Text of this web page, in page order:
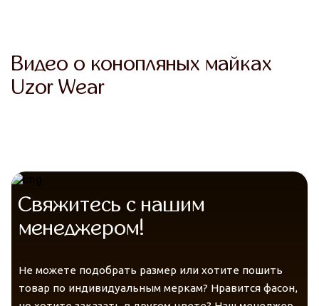
Гигиена
Защита от солнца
Видео о конопляных майках
Uzor Wear
Свяжитесь с нашим
менеджером!
Не можете подобрать размер или хотите пошить
товар по индивидуальным меркам? Нравится фасон,